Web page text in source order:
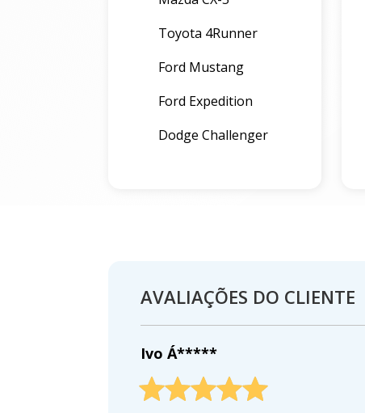
Toyota 4Runner
Ford Mustang
Ford Expedition
Dodge Challenger
AVALIAÇÕES DO CLIENTE
Ivo Á*****